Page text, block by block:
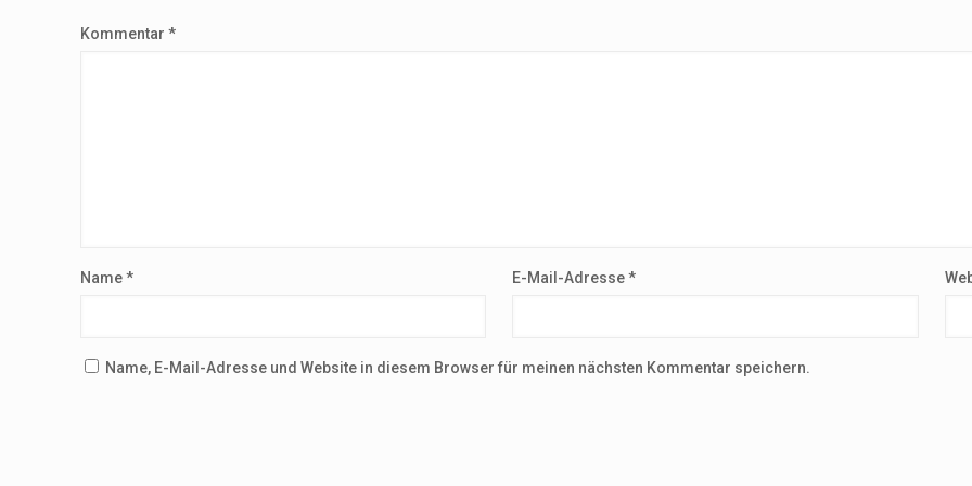
Kommentar *
Name* E-Mail-Adresse*
Name, E-Mail-Adresse und Website in diesem Browser für meinen nächsten Kommentar speichern.